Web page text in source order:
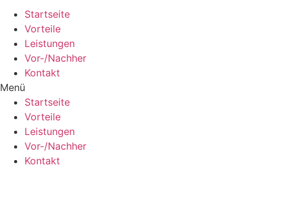
Startseite
Vorteile
Leistungen
Vor-/Nachher
Kontakt
Menü
Startseite
Vorteile
Leistungen
Vor-/Nachher
Kontakt